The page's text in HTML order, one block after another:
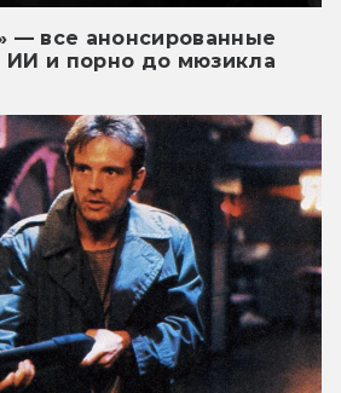
— все анонсированные
ИИ и порно до мюзикла